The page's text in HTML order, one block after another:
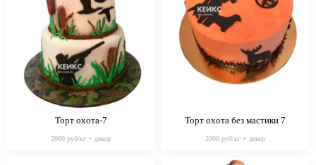
Торт охота-7
2000 руб/кг + декор
Торт охота без мастики 7
2000 руб/кг + декор